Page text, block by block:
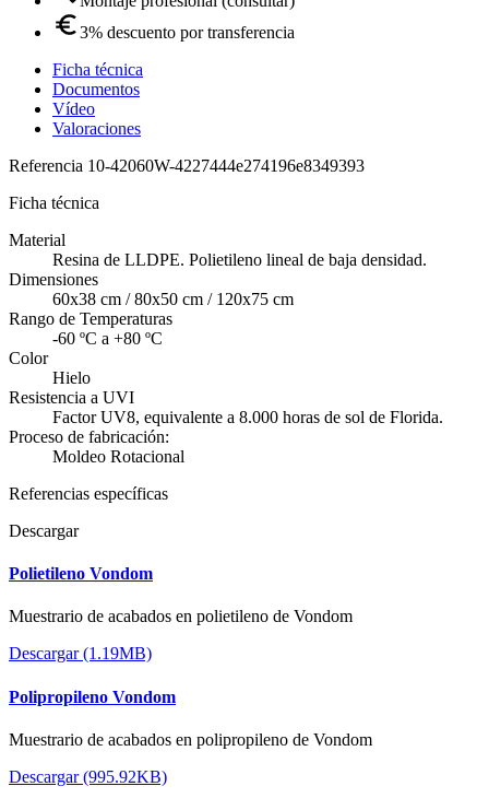
3% descuento por transferencia
Ficha técnica
Documentos
Vídeo
Valoraciones
Referencia 10-42060W-4227444e274196e8349393
Ficha técnica
Material
Resina de LLDPE. Polietileno lineal de baja densidad.
Dimensiones
60x38 cm / 80x50 cm / 120x75 cm
Rango de Temperaturas
-60 ºC a +80 ºC
Color
Hielo
Resistencia a UVI
Factor UV8, equivalente a 8.000 horas de sol de Florida.
Proceso de fabricación:
Moldeo Rotacional
Referencias específicas
Descargar
Polietileno Vondom
Muestrario de acabados en polietileno de Vondom
Descargar (1.19MB)
Polipropileno Vondom
Muestrario de acabados en polipropileno de Vondom
Descargar (995.92KB)